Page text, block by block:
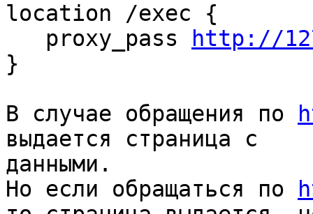
location /exec {
   proxy_pass
http://
}
В случае обращения по
выдается страница с
данными.
Но если обращаться по